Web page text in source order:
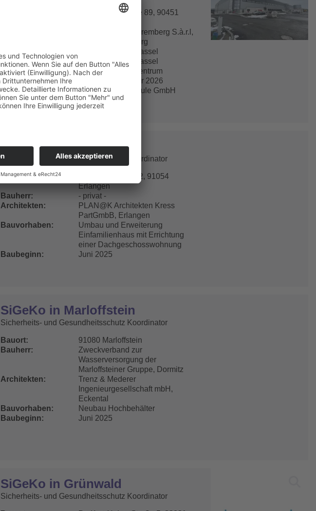
Duisburger Straße 89, 90451
Logicor(Loren) Nuremberg S.à.r.l,
L-2453 Luxembourg
fabrikon GmbH, Kassel
Architekten
fabrikon GmbH, Kassel
Bauvorhaben
Neubau Logistikzentrum
Bauzeit
Juli 2025 - Februar 2026
Bildquelle
management module GmbH
SiGeKo in Erlangen
Sicherheits- und Gesundheitsschutz Koordinator
Bauort
Burgbergstraße 52, 91054
Erlangen
Bauherr
- privat -
Architekten
PLAN@K Architekten Kress
PartGmbB, Erlangen
Bauvorhaben
Umbau und Erweiterung
Einfamilienhaus mit Errichtung
einer Dachgeschosswohnung
Baubeginn
Juni 2025
SiGeKo in Marloffstein
Sicherheits- und Gesundheitsschutz Koordinator
Bauort
91080 Marloffstein
Bauherr
Zweckverband zur
Wasserversorgung der
Marloffsteiner Gruppe, Dormitz
Architekten
Trenz & Mederer
Ingenieurgesellschaft mbH,
Eckental
Bauvorhaben
Neubau Hochbehälter
Baubeginn
Juni 2025
SiGeKo in Grünwald
Sicherheits- und Gesundheitsschutz Koordinator